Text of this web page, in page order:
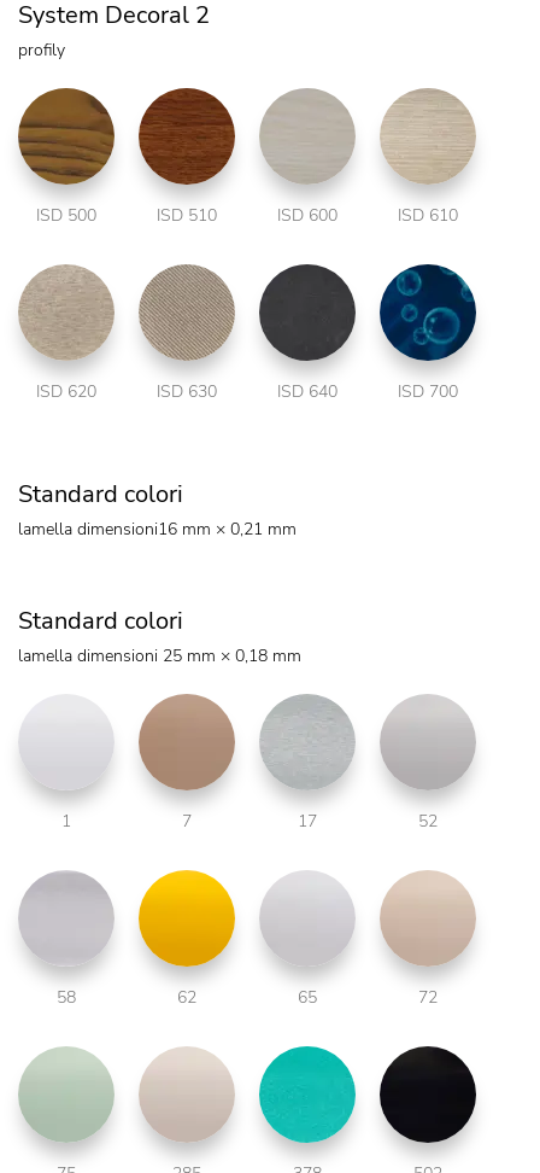
System Decoral 2
profily
ISD 500 ISD 510 ISD 600 ISD 610
ISD 620 ISD 630 ISD 640 ISD 700
Standard colori
lamella dimensioni16 mm × 0,21 mm
Standard colori
lamella dimensioni 25 mm × 0,18 mm
1 7 17 52
58 62 65 72